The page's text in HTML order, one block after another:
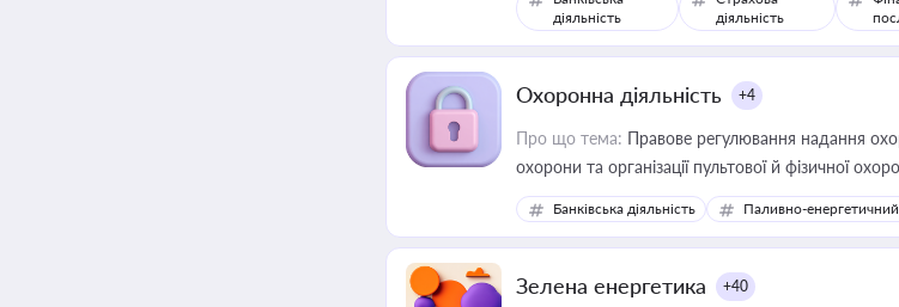
діяльність
діяльність
Охоронна діяльність +4
Про що тема: Правове регулювання надання
охорони та організації пультової й фізичної
Банківська діяльність Паливно-
Зелена енергетика +40